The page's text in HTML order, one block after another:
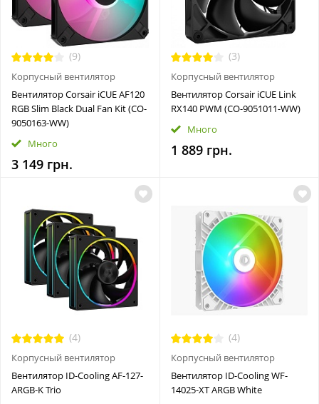
(9)
Корпусный вентилятор
Вентилятор Corsair iCUE AF120
RGB Slim Black Dual Fan Kit (CO-
9050163-WW)
Много
3 149 грн.
(3)
Корпусный вентилятор
Вентилятор Corsair iCUE Link
RX140 PWM (CO-9051011-WW)
Много
1 889 грн.
(4)
Корпусный вентилятор
Вентилятор ID-Cooling AF-127-
ARGB-K Trio
(4)
Корпусный вентилятор
Вентилятор ID-Cooling WF-
14025-XT ARGB White